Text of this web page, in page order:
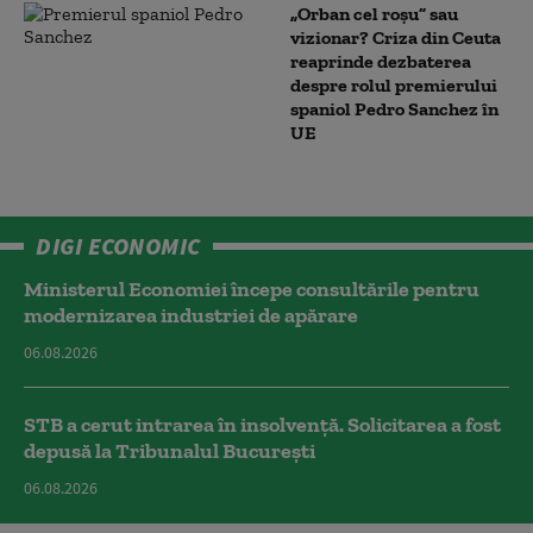
„Orban cel roșu” sau
vizionar? Criza din Ceuta
reaprinde dezbaterea
despre rolul premierului
spaniol Pedro Sanchez în
UE
DIGI ECONOMIC
Ministerul Economiei începe consultările pentru
modernizarea industriei de apărare
06.08.2026
STB a cerut intrarea în insolvență. Solicitarea a fost
depusă la Tribunalul București
06.08.2026